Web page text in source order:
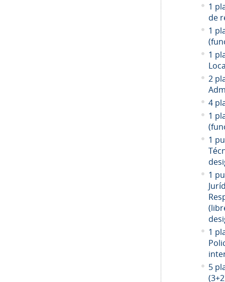
1
de
1
1
2
4
1
1
1
1
5